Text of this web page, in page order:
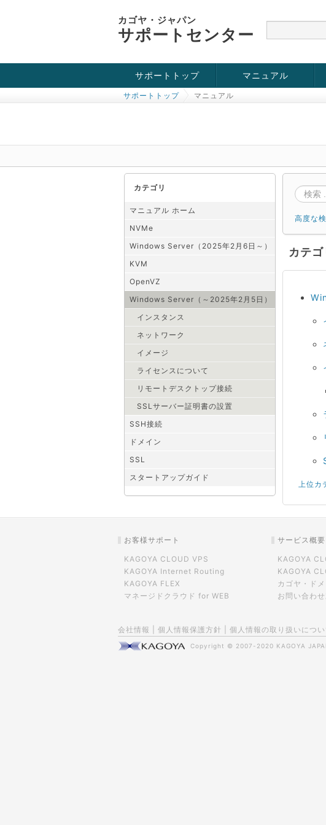
カゴヤ・ジャパン
サポートセンター
サポートトップ
お役立ち情報
チュートリアル
障害・メンテナンス情報
マニュアル
KVM
OpenVZ
Windows Server
SSH接続
ドメイン
SSL
サポートトップ マニュアル
カテゴリ
マニュアル ホーム
NVMe
Windows Server（2025年2月6日～）
KVM
OpenVZ
Windows Server（～2025年2月5日）
インスタンス
ネットワーク
イメージ
ライセンスについて
リモートデスクトップ接続
SSLサーバー証明書の設置
SSH接続
ドメイン
SSL
スタートアップガイド
高度な
カテ
上位カ
お客様サポート
KAGOYA CLOUD VPS
KAGOYA Internet Routing
KAGOYA FLEX
マネージドクラウド for WEB
サービス概要
KAGOYA
KAGOYA
カゴヤ・ド
お問い合わせ
会社情報 個人情報保護方針 個人情報の取り扱いについ
Copyright © 2007-2020 KAGOYA